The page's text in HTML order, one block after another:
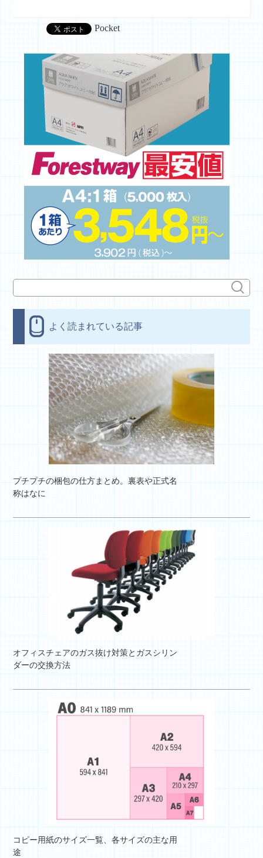
Pocket
よく読まれている記事
プチプチの梱包の仕方まとめ。裏表や正式名
称はなに
オフィスチェアのガス抜け対策とガスシリン
ダーの交換方法
コピー用紙のサイズ一覧、各サイズの主な用
途